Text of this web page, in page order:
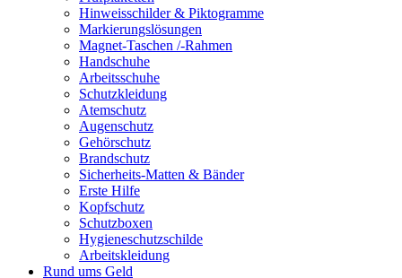
Hinweisschilder & Piktogramme
Markierungslösungen
Magnet-Taschen /-Rahmen
Handschuhe
Arbeitsschuhe
Schutzkleidung
Atemschutz
Augenschutz
Gehörschutz
Brandschutz
Sicherheits-Matten & Bänder
Erste Hilfe
Kopfschutz
Schutzboxen
Hygieneschutzschilde
Arbeitskleidung
Rund ums Geld